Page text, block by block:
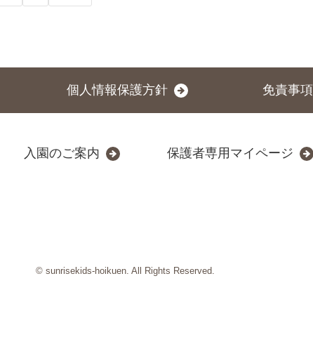
個人情報保護方針 免責事項
入園のご案内 保護者専用マイページ
© sunrisekids-hoikuen. All Rights Reserved.